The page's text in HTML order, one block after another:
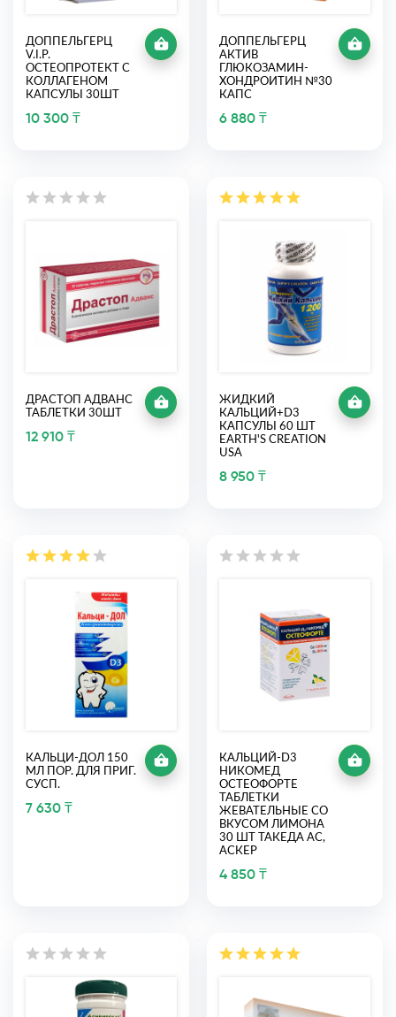
ДОППЕЛЬГЕРЦ
V.I.P.
ОСТЕОПРОТЕКТ С
КОЛЛАГЕНОМ
КАПСУЛЫ 30ШТ
10 300 ₸
ДОППЕЛЬГЕРЦ
АКТИВ
ГЛЮКОЗАМИН-
ХОНДРОИТИН №30
КАПС
6 880 ₸
ДРАСТОП АДВАНС
ТАБЛЕТКИ 30ШТ
12 910 ₸
ЖИДКИЙ
КАЛЬЦИЙ+D3
КАПСУЛЫ 60 ШТ
EARTH'S CREATION
USA
8 950 ₸
КАЛЬЦИ-ДОЛ 150
МЛ ПОР. ДЛЯ ПРИГ.
СУСП.
7 630 ₸
КАЛЬЦИЙ-D3
НИКОМЕД
ОСТЕОФОРТЕ
ТАБЛЕТКИ
ЖЕВАТЕЛЬНЫЕ СО
ВКУСОМ ЛИМОНА
30 ШТ ТАКЕДА АС,
АСКЕР
4 850 ₸